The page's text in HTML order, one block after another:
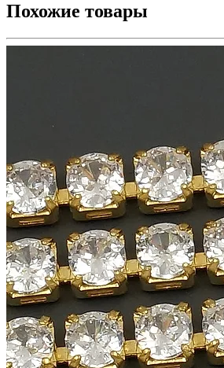
Похожие товары